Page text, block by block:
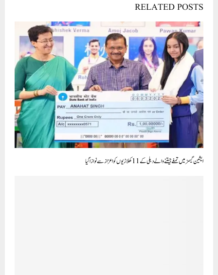
RELATED POSTS
ایشین گیمز میں تمغے جیتنے والے دہلی کے 11 کھلاڑیوں کو اعزاز سے نوازا گیا